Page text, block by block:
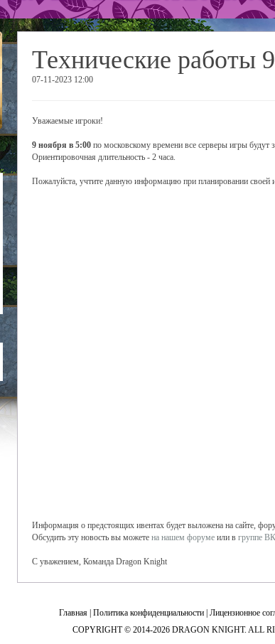
Технические работы
07-11-2023 12:00
Уважаемые игроки!
9 ноября в 5:00 по московскому времени все серверы игры будут
Ориентировочная длительность - 2 часа.
Пожалуйста, учтите данную информацию при планировании своей
Информация о предстоящих ивентах будет выложена на сайте,
Обсудить эту новость вы можете на нашем форуме или в группе
С уважением, Команда Dragon Knight
Главная Политика конфиденциальности Лицензионное
COPYRIGHT © 2014-2026 DRAGON KNIGHT. ALL